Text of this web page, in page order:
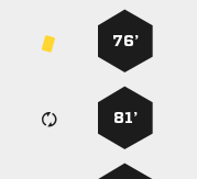
76’
81’